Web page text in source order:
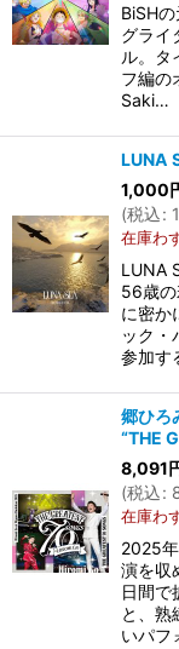
BiSH
グライ
ル。タ
フ編の
Saki…
LUNA
1,000
(税込:
在庫わ
LUNA
56歳の
に密か
ック・
参加す
郷ひ
“THE
8,091
(税込:
在庫わ
2025
演を収
日間で
と、熟
いパフ